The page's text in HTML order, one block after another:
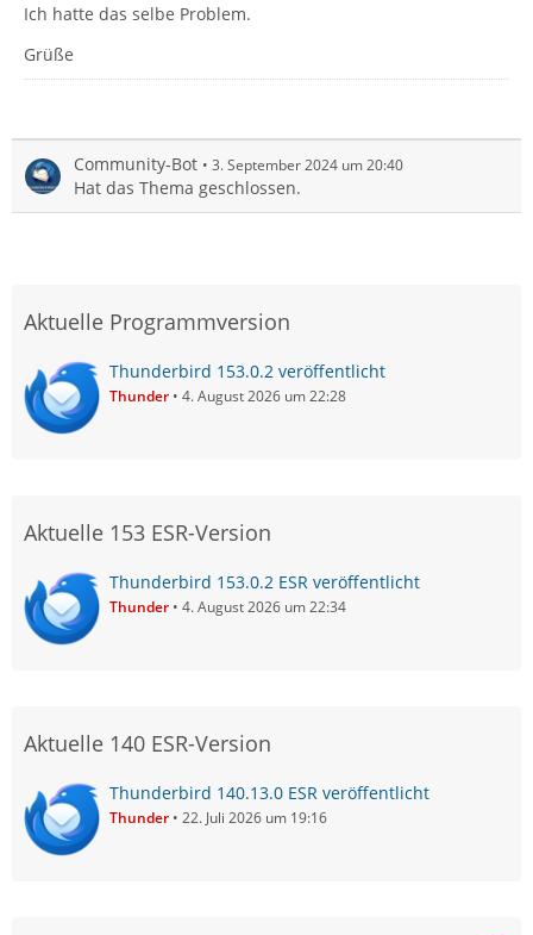
Ich hatte das selbe Problem.
Grüße
Community-Bot 3. September 2024 um 20:40
Hat das Thema geschlossen.
Aktuelle Programmversion
Thunderbird 153.0.2 veröffentlicht
Thunder 4. August 2026 um 22:28
Aktuelle 153 ESR-Version
Thunderbird 153.0.2 ESR veröffentlicht
Thunder 4. August 2026 um 22:34
Aktuelle 140 ESR-Version
Thunderbird 140.13.0 ESR veröffentlicht
Thunder 22. Juli 2026 um 19:16